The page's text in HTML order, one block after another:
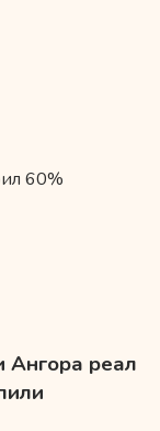
60%
Ангора реал